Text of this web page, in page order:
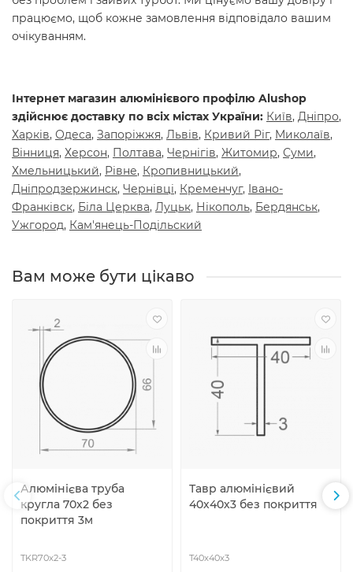
працюємо, щоб кожне замовлення відповідало вашим
очікуванням.
Інтернет магазин алюмінієвого профілю Alushop
здійснює доставку по всіх містах України: Київ, Днiпро,
Харкiв, Одеса, Запорiжжя, Львiв, Кривий Рiг, Mиколаїв,
Вiнниця, Херсон, Полтава, Чернiгiв, Житомир, Суми,
Хмельницький, Рiвне, Кропивницький,
Днiпродзержинск, Чернiвцi, Кременчуг, Iвано-
Франкiвск, Бiла Церква, Луцьк, Нiкополь, Бердянськ,
Ужгород, Кам'янець-Подiльский
Вам може бути цiкаво
Алюмінієва труба
кругла 70х2 без
покриття 3м
TKR70x2-3
Тавр алюмінієвий
40х40х3 без покриття
T40x40x3